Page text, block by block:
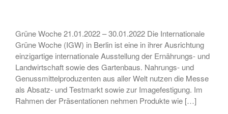
Grüne Woche 21.01.2022 – 30.01.2022 Die Internationale
Grüne Woche (IGW) in Berlin ist eine in ihrer Ausrichtung
einzigartige internationale Ausstellung der Ernährungs- und
Landwirtschaft sowie des Gartenbaus. Nahrungs- und
Genussmittelproduzenten aus aller Welt nutzen die Messe
als Absatz- und Testmarkt sowie zur Imagefestigung. Im
Rahmen der Präsentationen nehmen Produkte wie […]